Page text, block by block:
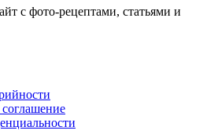
с фото-рецептами, статьями и
соглашение